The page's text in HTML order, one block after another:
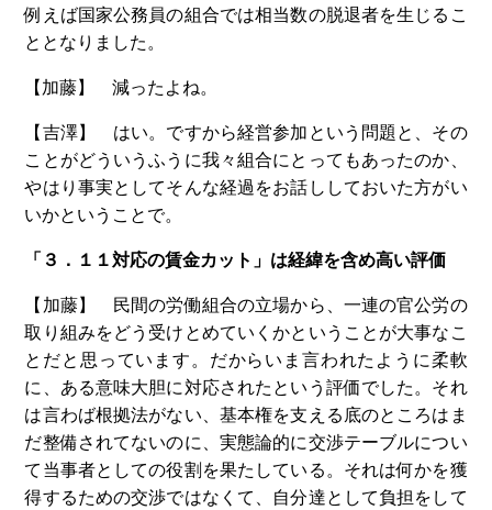
例えば国家公務員の組合では相当数の脱退者を生じるこ
ととなりました。
【加藤】 減ったよね。
【吉澤】 はい。ですから経営参加という問題と、その
ことがどういうふうに我々組合にとってもあったのか、
やはり事実としてそんな経過をお話ししておいた方がい
いかということで。
「３．１１対応の賃金カット」は経緯を含め高い評価
【加藤】 民間の労働組合の立場から、一連の官公労の
取り組みをどう受けとめていくかということが大事なこ
とだと思っています。だからいま言われたように柔軟
に、ある意味大胆に対応されたという評価でした。それ
は言わば根拠法がない、基本権を支える底のところはま
だ整備されてないのに、実態論的に交渉テーブルについ
て当事者としての役割を果たしている。それは何かを獲
得するための交渉ではなくて、自分達として負担をして